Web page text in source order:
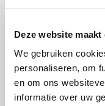
Deze website
We gebruiken
personaliseren, om
en om ons
informatie over uw